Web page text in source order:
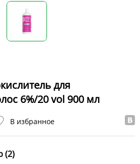
для
6%/20 vol 900 мл
В избранное
(2)